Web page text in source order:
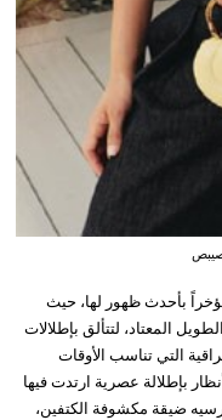
بأحدث ظهور لها، حيث
المعتاد، لتتألق بإطلالات
التي تناسب الأوقات
بإطلالة عصرية ارتدت فيها
ضيقة مكشوفة الكتفين،